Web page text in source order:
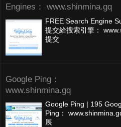
Engines： www.shinmina.gq
FREE Search Engine
提交給搜索引擎：
提交
Google Ping：
www.shinmina.gq
Google Ping | 195
Ping：
展